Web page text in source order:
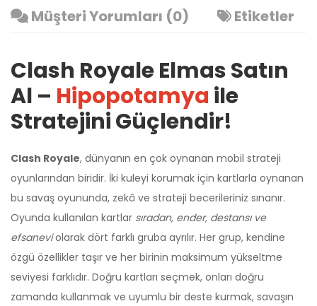
Müşteri Yorumları (0)
Etiketler
Clash Royale Elmas Satın
Al – Hipopotamya ile
Stratejini Güçlendir!
Clash Royale, dünyanın en çok oynanan mobil strateji
oyunlarından biridir. İki kuleyi korumak için kartlarla oynanan
bu savaş oyununda, zekâ ve strateji becerileriniz sınanır.
Oyunda kullanılan kartlar sıradan, ender, destansı ve
efsaneviolarak dört farklı gruba ayrılır. Her grup, kendine
özgü özellikler taşır ve her birinin maksimum yükseltme
seviyesi farklıdır. Doğru kartları seçmek, onları doğru
zamanda kullanmak ve uyumlu bir deste kurmak, savaşın